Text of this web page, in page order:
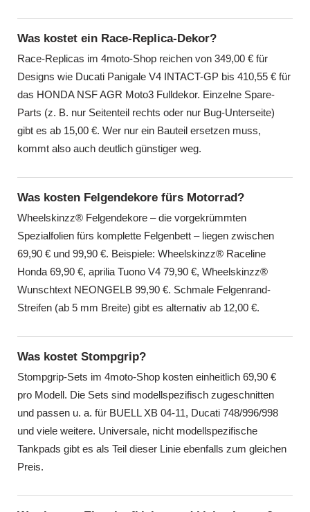
Was kostet ein Race-Replica-Dekor?
Race-Replicas im 4moto-Shop reichen von 349,00 € für
Designs wie Ducati Panigale V4 INTACT-GP bis 410,55 € für
das HONDA NSF AGR Moto3 Fulldekor. Einzelne Spare-
Parts (z. B. nur Seitenteil rechts oder nur Bug-Unterseite)
gibt es ab 15,00 €. Wer nur ein Bauteil ersetzen muss,
kommt also auch deutlich günstiger weg.
Was kosten Felgendekore fürs Motorrad?
Wheelskinzz® Felgendekore – die vorgekrümmten
Spezialfolien fürs komplette Felgenbett – liegen zwischen
69,90 € und 99,90 €. Beispiele: Wheelskinzz® Raceline
Honda 69,90 €, aprilia Tuono V4 79,90 €, Wheelskinzz®
Wunschtext NEONGELB 99,90 €. Schmale Felgenrand-
Streifen (ab 5 mm Breite) gibt es alternativ ab 12,00 €.
Was kostet Stompgrip?
Stompgrip-Sets im 4moto-Shop kosten einheitlich 69,90 €
pro Modell. Die Sets sind modellspezifisch zugeschnitten
und passen u. a. für BUELL XB 04-11, Ducati 748/996/998
und viele weitere. Universale, nicht modellspezifische
Tankpads gibt es als Teil dieser Linie ebenfalls zum gleichen
Preis.